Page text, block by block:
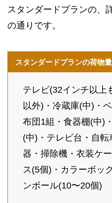
スタンダードプランの、
の通りです。
スタンダードプランの荷物
テレビ(32インチ以上
以外)・冷蔵庫(中)・
布団1組・食器棚(中)
(中)・テレビ台・自
器・掃除機・衣装ケ
ス(5個)・カラーボッ
ンボール(10〜20個)